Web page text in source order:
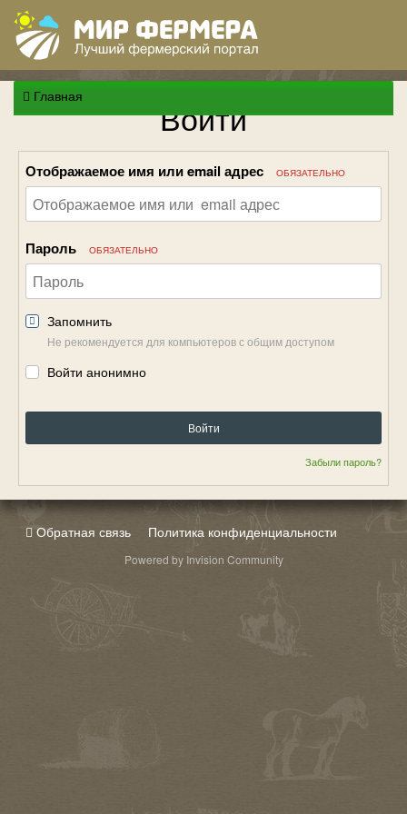
Главная Войти
Отображаемое имя или email адрес ОБЯЗАТЕЛЬНО
Пароль ОБЯЗАТЕЛЬНО
Запомнить
Не рекомендуется для компьютеров с общим доступом
Войти анонимно
Войти
Забыли пароль?
Обратная связь Политика конфиденциальности
Powered by Invision Community